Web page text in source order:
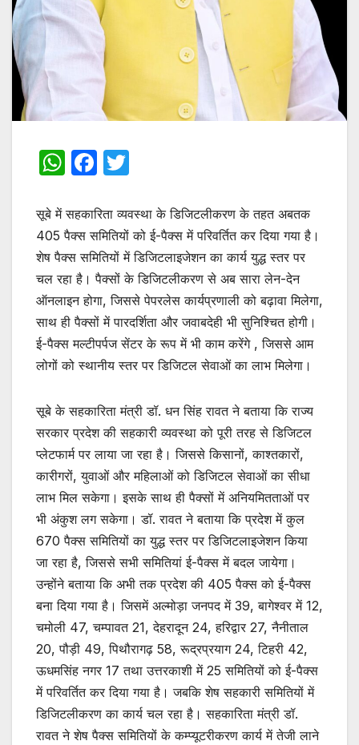
W
at
s
A
p
p
F
c
e
b
o
o
k
itt
er
सूबे में सहकारिता व्यवस्था के डिजिटलीकरण के तहत अबतक
405 पैक्स समितियों को ई-पैक्स में परिवर्तित कर दिया गया है।
शेष पैक्स समितियों में डिजिटलाइजेशन का कार्य युद्ध स्तर पर
चल रहा है। पैक्सों के डिजिटलीकरण से अब सारा लेन-देन
ऑनलाइन होगा, जिससे पेपरलेस कार्यप्रणाली को बढ़ावा मिलेगा,
साथ ही पैक्सों में पारदर्शिता और जवाबदेही भी सुनिश्चित होगी।
ई-पैक्स मल्टीपर्पज सेंटर के रूप में भी काम करेंगे , जिससे आम
लोगों को स्थानीय स्तर पर डिजिटल सेवाओं का लाभ मिलेगा।
सूबे के सहकारिता मंत्री डॉ. धन सिंह रावत ने बताया कि राज्य
सरकार प्रदेश की सहकारी व्यवस्था को पूरी तरह से डिजिटल
प्लेटफार्म पर लाया जा रहा है। जिससे किसानों, काश्तकारों,
कारीगरों, युवाओं और महिलाओं को डिजिटल सेवाओं का सीधा
लाभ मिल सकेगा। इसके साथ ही पैक्सों में अनियमितताओं पर
भी अंकुश लग सकेगा। डॉ. रावत ने बताया कि प्रदेश में कुल
670 पैक्स समितियों का युद्ध स्तर पर डिजिटलाइजेशन किया
जा रहा है, जिससे सभी समितियां ई-पैक्स में बदल जायेगा।
उन्होंने बताया कि अभी तक प्रदेश की 405 पैक्स को ई-पैक्स
बना दिया गया है। जिसमें अल्मोड़ा जनपद में 39, बागेश्वर में 12,
चमोली 47, चम्पावत 21, देहरादून 24, हरिद्वार 27, नैनीताल
20, पौड़ी 49, पिथौरागढ़ 58, रूद्रप्रयाग 24, टिहरी 42,
ऊधमसिंह नगर 17 तथा उत्तरकाशी में 25 समितियों को ई-पैक्स
में परिवर्तित कर दिया गया है। जबकि शेष सहकारी समितियों में
डिजिटलीकरण का कार्य चल रहा है। सहकारिता मंत्री डॉ.
रावत ने शेष पैक्स समितियों के कम्प्यूटरीकरण कार्य में तेजी लाने